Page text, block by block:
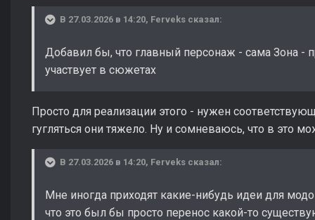
В 27.03.2026 в 14:20, Ferveks сказал:
Добавил бы, что главный персонаж - сама Зона -
участвует в сюжетах
Просто для реализации этого - нужен
гугляться они тяжело. Ну и сомневаюсь, что в это
В 27.03.2026 в 14:20, Ferveks сказал:
Мне иногда приходят какие-нибудь идеи для
что это был бы просто перенос какой-то